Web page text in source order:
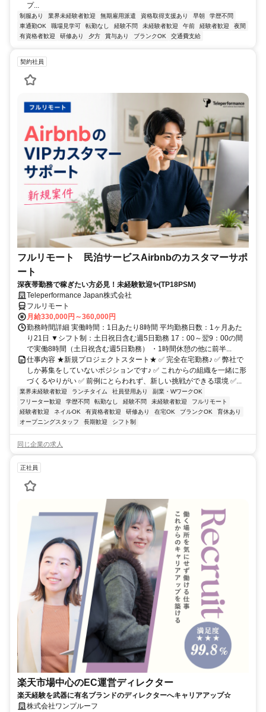
プ...
制服あり 業界未経験者歓迎 無期雇用派遣 資格取得支援あり 早朝
学歴不問
車通勤OK
職場見学可 転勤なし 経験不問 未経験者歓迎 午前 経験者歓迎
夜間
有資格者歓迎
研修あり 夕方 賞与あり ブランクOK 交通費支給
契約社員
フルリモート 民泊サービスAirbnbのカスタマーサポ
ート
深夜帯勤務で稼ぎたい方必見！未経験歓迎✨(TP18PSM)
Teleperformance Japan株式会社
フルリモート
月給330,000円～360,000円
勤務時間詳細 実働時間：1日あたり8時間 平均勤務日数：1ヶ月あた
り21日 ▼シフト制：土日祝日含む週5日勤務 17：00～翌9：00の間
で実働8時間（土日祝含む週5日勤務） ・1時間休憩の他に前半...
仕事内容 ★新規プロジェクトスタート★ ✅ 完全在宅勤務♪ ✅ 弊社で
しか募集をしていないポジションです♪ ✅ これからの組織を一緒に形
づくるやりがい ✅ 前例にとらわれず、新しい挑戦ができる環境 ✅...
業界未経験者歓迎 ランチタイム 社員登用あり
副業・WワークOK
フリーター歓迎
学歴不問 転勤なし 経験不問 未経験者歓迎
フルリモート
経験者歓迎
ネイルOK 有資格者歓迎 研修あり 在宅OK ブランクOK
育休あり
オープニングスタッフ
長期歓迎 シフト制
同じ企業の求人
正社員
楽天市場中心のEC運営ディレクター
楽天経験を武器に有名ブランドのディレクターへキャリアアップ☆
株式会社ワンプルーフ